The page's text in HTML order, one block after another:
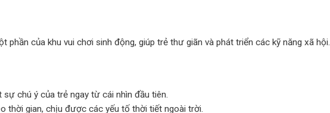
phần của khu vui chơi sinh động, giúp trẻ thư giãn và phát triển các kỹ năng xã hội.
chú ý của trẻ ngay từ cái nhìn đầu tiên.
gian, chịu được các yếu tố thời tiết ngoài trời.